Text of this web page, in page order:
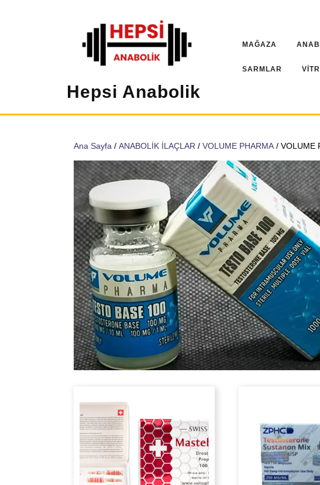
Hepsi Anabolik
MAĞAZA
SARMLAR
Ana Sayfa / ANABOLİK İLAÇLAR / VOLUME PHARMA / VOLUME